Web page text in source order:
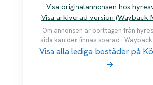
Visa originalannonsen hos
Visa arkiverad version (Wayback
Om annonsen är borttagen från
sida kan den finnas sparad i Wayback
Visa alla lediga bostäder på
→